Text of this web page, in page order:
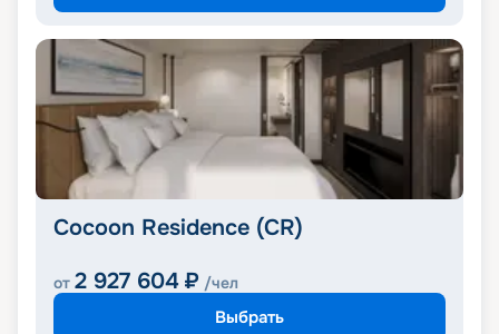
Cocoon Residence (CR)
от 2 927 604 ₽ /чел
Выбрать